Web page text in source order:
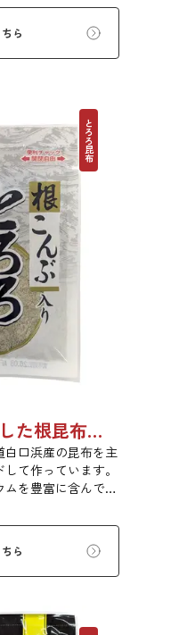
ひ一日一度、お好
ら
とろろ昆布
素材の風味を活かした根昆布入りとろろ 23g 単品 5袋セット 20袋セット 3481
口浜産の昆布を主
て作っています。
を豊富に含んでい
おり、ご飯やお吸
しく召し上がれま
るっと広がる根昆
ださい。
ら